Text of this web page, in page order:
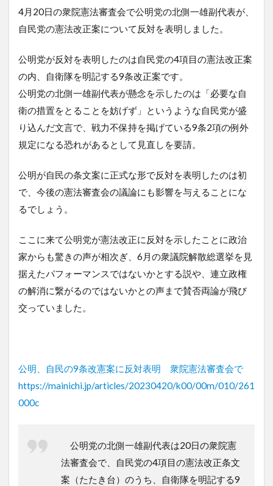
4月20日の衆院憲法審査会で公明党の北側一雄副代表が、
自民党の憲法改正案について反対を表明しました。
公明党が反対を表明したのは自民党の4項目の憲法改正案
の内、自衛隊を明記する9条改正案です。
公明党の北側一雄副代表が懸念を示したのは「必要な自
衛の措置をとることを妨げず」というような自民党が盛
り込んだ文言で、戦力不保持を掲げている9条2項の例外
規定になる恐れがあるとして見直しを要請。
公明が自民の条文案に正式な形で反対を表明したのは初
で、今後の憲法審査会の議論にも影響を与えることにな
るでしょう。
ここに来て公明党が憲法改正に反対を示したことに政治
家からも驚きの声が相次ぎ、6月の衆議院解散総選挙を見
据えたパフォーマンスではないかとする説や、連立政権
の解消に繋がるのではないかとの声まで賛否両論が飛び
交っていました。
公明、自民の9条改憲案に反対表明 衆院憲法審査会で
https://mainichi.jp/articles/20230420/k00/00m/010/261
000c
公明党の北側一雄副代表は20日の衆院憲
法審査会で、自民党の4項目の憲法改正条文
案（たたき台）のうち、自衛隊を明記する9